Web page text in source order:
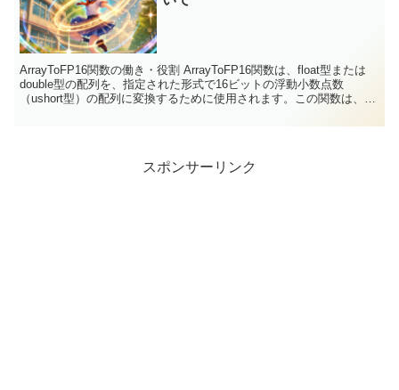
ArrayToFP16関数の働き・役割 ArrayToFP16関数は、float型または
double型の配列を、指定された形式で16ビットの浮動小数点数
（ushort型）の配列に変換するために使用されます。この関数は、
スポンサーリンク